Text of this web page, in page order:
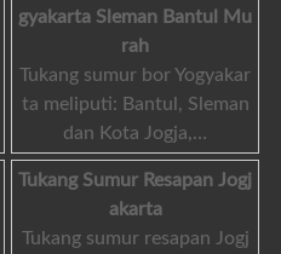
gyakarta Sleman Bantul Mu
rah
Tukang sumur bor Yogyakar
ta meliputi: Bantul, Sleman
dan Kota Jogja,…
Tukang Sumur Resapan Jogj
akarta
Tukang sumur resapan Jogj